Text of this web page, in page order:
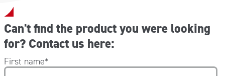
Can't find the product you were looking
for? Contact us here:
First name*